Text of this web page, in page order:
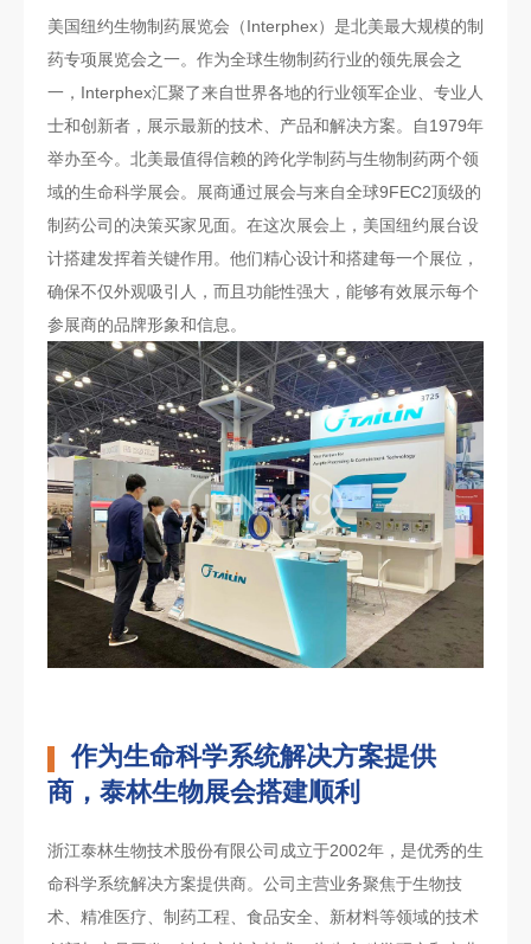
美国纽约生物制药展览会（Interphex）是北美最大规模的制
药专项展览会之一。作为全球生物制药行业的领先展会之
一，Interphex汇聚了来自世界各地的行业领军企业、专业人
士和创新者，展示最新的技术、产品和解决方案。自1979年
举办至今。北美最值得信赖的跨化学制药与生物制药两个领
域的生命科学展会。展商通过展会与来自全球9FEC2顶级的
制药公司的决策买家见面。在这次展会上，美国纽约展台设
计搭建发挥着关键作用。他们精心设计和搭建每一个展位，
确保不仅外观吸引人，而且功能性强大，能够有效展示每个
参展商的品牌形象和信息。
作为生命科学系统解决方案提供
商，泰林生物展会搭建顺利
浙江泰林生物技术股份有限公司成立于2002年，是优秀的生
命科学系统解决方案提供商。公司主营业务聚焦于生物技
术、精准医疗、制药工程、食品安全、新材料等领域的技术